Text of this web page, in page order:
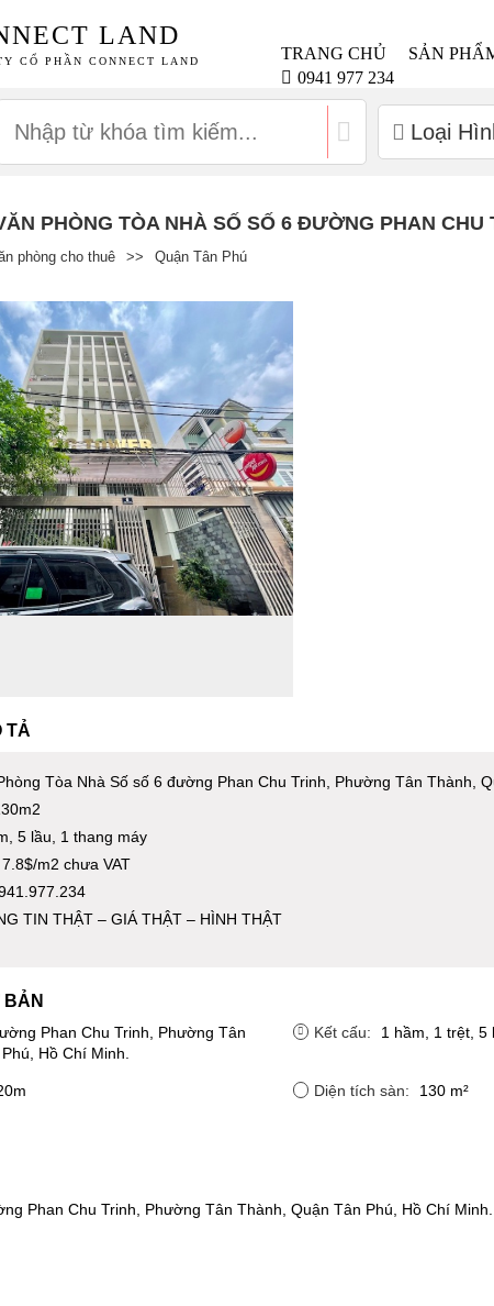
LAND
CỔ PHẦN CONNECT LAND TRANG CHỦ SẢN
0941 977 234
Loại
PHÒNG TÒA NHÀ SỐ SỐ 6 ĐƯỜNG PHAN
phòng cho thuê >> Quận Tân Phú
TẢ
Tòa Nhà Số số 6 đường Phan Chu Trinh, Phường Tân Thành,
5 lầu, 1 thang máy
m2 chưa VAT
TIN THẬT – GIÁ THẬT – HÌNH THẬT
BẢN
Phan Chu Trinh, Phường Tân
Hồ Chí Minh.
Kết cấu: 1 hầm, 1 trệt, 5
Diện tích sàn: 130 m²
Phan Chu Trinh, Phường Tân Thành, Quận Tân Phú, Hồ Chí Minh.